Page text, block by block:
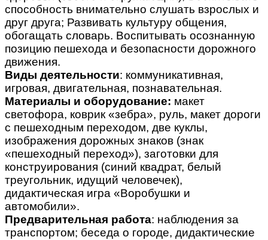
способность внимательно слушать взрослых и
друг друга; Развивать культуру общения,
обогащать словарь. Воспитывать осознанную
позицию пешехода и безопасности дорожного
движения.
Виды деятельности: коммуникативная,
игровая, двигательная, познавательная.
Материалы и оборудование: макет
светофора, коврик «зебра», руль, макет дороги
с пешеходным переходом, две куклы,
изображения дорожных знаков (знак
«пешеходный переход»), заготовки для
конструирования (синий квадрат, белый
треугольник, идущий человечек),
дидактическая игра «Воробушки и
автомобили».
Предварительная работа: наблюдения за
транспортом; беседа о городе, дидактические